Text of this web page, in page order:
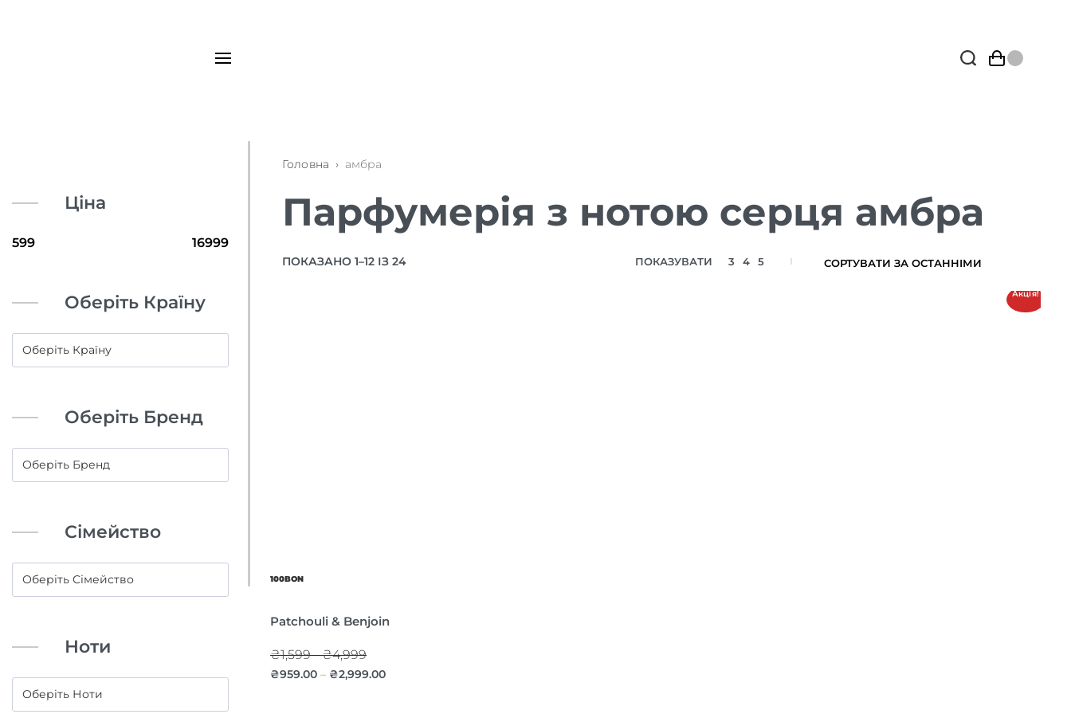
Ціна
Оберіть Країну
Оберіть Бренд
Сімейство
Ноти
Головна › амбра
Парфумерія з нотою серця амбра
ПОКАЗАНО 1–12 ІЗ 24 ПОКАЗУВАТИ 3 4 5
Акція!
100BON
Patchouli & Benjoin
₴1,599 - ₴4,999
₴959.00 – ₴2,999.00